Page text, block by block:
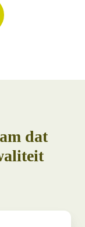
dat